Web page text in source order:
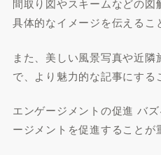
間取り図やスキームなどの
具体的なイメージを伝えるこ
また、美しい風景写真や近
で、より魅力的な記事にする
エンゲージメントの促進 バ
ージメントを促進することが